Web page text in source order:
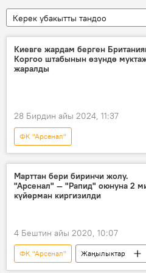
Керек убакытты тандоо
Киевге жардам берген
Коргоо штабынын өзүндө
жаралды
28 Бирдин айы 2024, 11:37
ФК "Арсенал"
Дүйнөдө
Улуу Британия
Украина
кансыз согуш
Марттан бери биринчи жолу.
"Арсенал" — "Рапид" оюнуна 2
күйөрман киргизилди
4 Бештин айы 2020, 10:07
ФК "Арсенал" Жаңылыктар